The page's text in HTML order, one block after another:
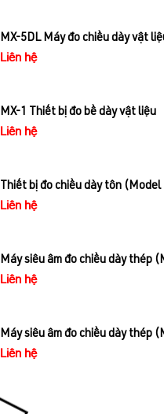
MX-5DL Máy đo chiều dày vật
Liên hệ
MX-1 Thiết bị đo bề dày vật liệu
Liên hệ
Thiết bị đo chiều dày tôn (Model
Liên hệ
Máy siêu âm đo chiều dày thép
Liên hệ
Máy siêu âm đo chiều dày thép
Liên hệ